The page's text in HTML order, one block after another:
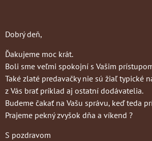
Dobrý deň,
Ďakujeme moc krát.
Boli sme veľmi spokojní s Vašim
Také zlaté predavačky nie sú žiaľ typické
z Vás brať príklad aj ostatní dodávatelia.
Budeme čakať na Vašu správu, keď teda
Prajeme pekný zvyšok dňa a víkend ?
S pozdravom